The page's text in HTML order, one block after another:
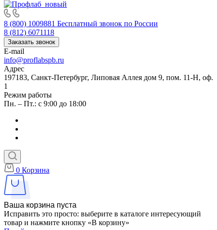
8 (800) 1009881 Бесплатный звонок по России
8 (812) 6071118
Заказать звонок
E-mail
info@proflabspb.ru
Адрес
197183, Санкт-Петербург, Липовая Аллея дом 9, пом. 11-Н, оф.
1
Режим работы
Пн. – Пт.: с 9:00 до 18:00
0 Корзина
Ваша корзина пуста
Исправить это просто: выберите в каталоге интересующий
товар и нажмите кнопку «В корзину»